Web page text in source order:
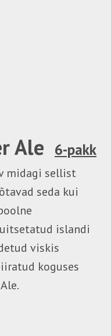
Ale 6-pakk
midagi sellist
seda kui
islandi
viskis
koguses